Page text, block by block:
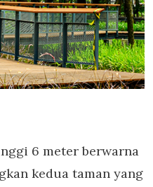
6 meter berwarna
kedua taman yang